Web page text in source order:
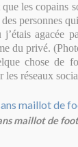
les copains
personnes
agacée
du privé.
chose de
réseaux
maillot de